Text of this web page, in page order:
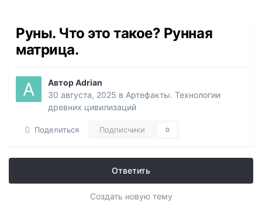
Руны. Что это такое? Рунная
матрица.
АвторAdrian
30 августа, 2025 в Артефакты. Технологии
древних цивилизаций
Поделиться Подписчики 0
Ответить
Создать новую тему